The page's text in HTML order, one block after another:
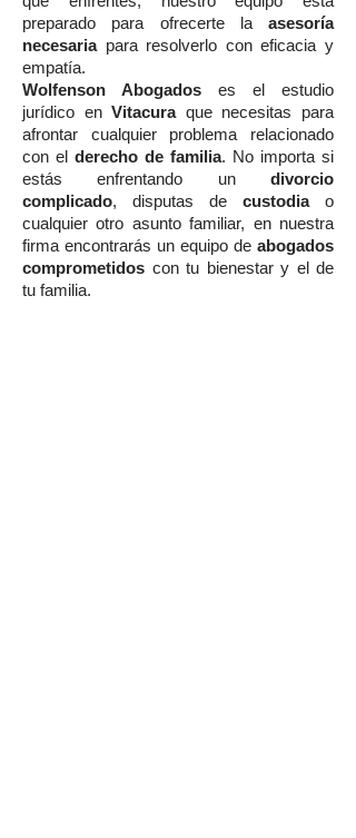
preparado para ofrecerte la asesoría
necesariapara resolverlo con eficacia y
empatía.
Wolfenson Abogados es el estudio
jurídico enVitacuraque necesitas para
afrontar cualquier problema relacionado
con el derecho de familia. No importa si
estás enfrentando un divorcio
complicado, disputas de custodiao
cualquier otro asunto familiar, en nuestra
firma encontrarás un equipo de abogados
comprometidos con tu bienestar y el de
tu familia.